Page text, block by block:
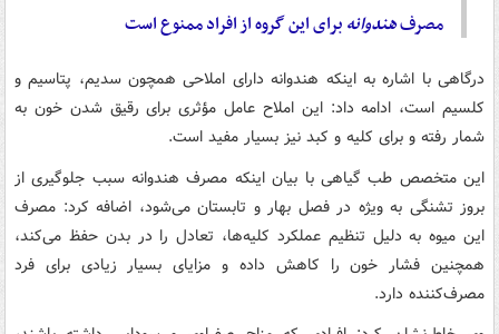
مصرفهندوانهبرای این گروه از افراد ممنوع است
درگاهی با اشاره به اینکه هندوانه دارای املاحی همچون سدیم، پتاسیم و
کلسیم است، ادامه داد: این املاح عامل مؤثری برای رقیق شدن خون به
شمار رفته و برای کلیه و کبد نیز بسیار مفید است.
این متخصص طب گیاهی با بیان اینکه مصرف هندوانه سبب جلوگیری از
بروز تشنگی به ویژه در فصل بهار و تابستان می‌شود، اضافه کرد: مصرف
این میوه به دلیل تنظیم عملکرد کلیه‌ها، تعادل را در بدن حفظ می‌کند،
همچنین فشار خون را کاهش داده و مزایای بسیار زیادی برای فرد
مصرف‌کننده دارد.